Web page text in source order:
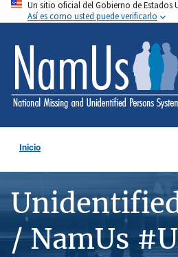
Pasar
al
contenido
principal
Un sitio oficial del Gobierno de Estados
Así es como usted puede verificarlo
Inicio
/ NamUs